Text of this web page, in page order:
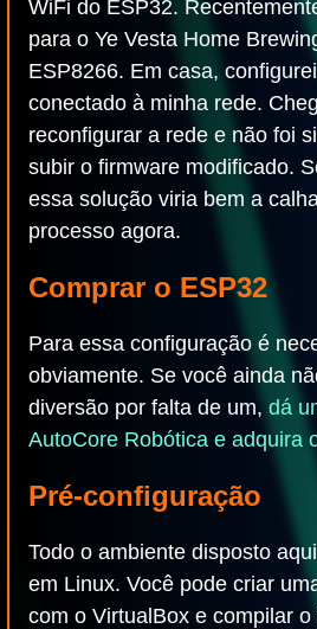
WiFi do ESP32.
para o Ye Vesta Home
ESP8266. Em casa,
conectado à minha rede.
reconfigurar a rede e não foi
subir o firmware modificado.
essa solução viria bem a
processo agora.
Comprar o ESP32
Para essa configuração é
obviamente. Se você ainda
diversão por falta de um, dá
AutoCore Robótica e adquira
Pré-configuração
Todo o ambiente disposto
em Linux. Você pode criar
com o VirtualBox e compilar